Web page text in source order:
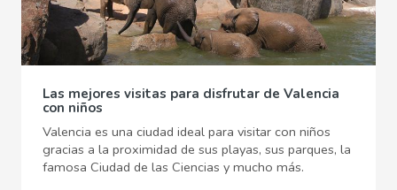
Las mejores visitas para disfrutar de Valencia
con niños
Valencia es una ciudad ideal para visitar con niños
gracias a la proximidad de sus playas, sus parques, la
famosa Ciudad de las Ciencias y mucho más.